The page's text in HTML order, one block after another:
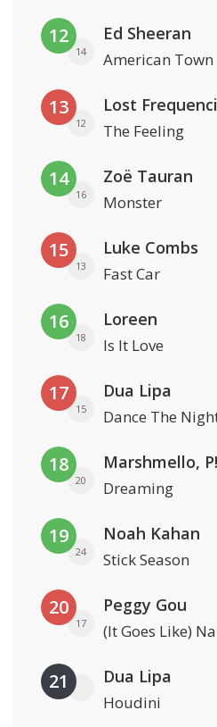
12
14
Ed Sheeran
American Town
13
12
Lost
The Feeling
14
16
Zoë Tauran
Monster
15
13
Luke Combs
Fast Car
16
18
Loreen
Is It Love
17
15
Dua Lipa
Dance The
18
20
Marshmello,
Dreaming
19
24
Noah Kahan
Stick Season
20
17
Peggy Gou
(It Goes Like)
21 Dua Lipa
Houdini